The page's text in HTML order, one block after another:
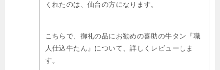
くれたのは、仙台の方になります。
こちらで、御礼の品にお勧めの喜助の牛タン『職
人仕込牛たん』について、詳しくレビューしま
す。